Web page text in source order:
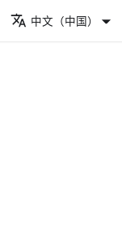
中文（中国）